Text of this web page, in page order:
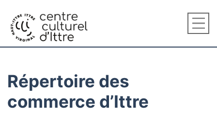
Répertoire des
commerce d’Ittre